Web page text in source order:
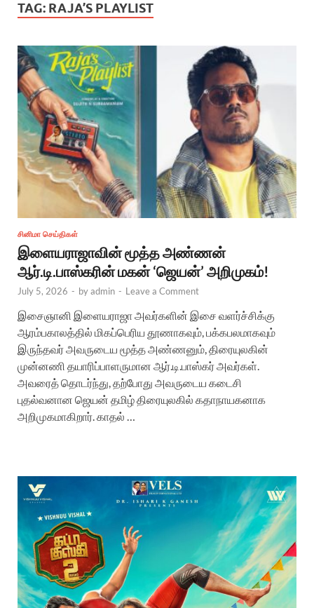
TAG: RAJA’S PLAYLIST
சினிமா செய்திகள்
இளையராஜாவின் மூத்த அண்ணன்
ஆர்.டி.பாஸ்கரின் மகன் ‘ஜெயன்’ அறிமுகம்!
July 5, 2026 - byadmin - Leave a Comment
இசைஞானி இளையராஜா அவர்களின் இசை வளர்ச்சிக்கு
ஆரம்பகாலத்தில் மிகப்பெரிய தூணாகவும், பக்கபலமாகவும்
இருந்தவர் அவருடைய மூத்த அண்ணனும், திரையுலகின்
முன்னணி தயாரிப்பாளருமான ஆர்.டி.பாஸ்கர் அவர்கள்.
அவரைத் தொடர்ந்து, தற்போது அவருடைய கடைசி
புதல்வனான ஜெயன் தமிழ் திரையுலகில் கதாநாயகனாக
அறிமுகமாகிறார். காதல் …